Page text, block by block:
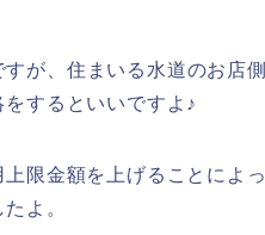
が、住まいる水道のお店
するといいですよ♪
限金額を上げることによ
よ。